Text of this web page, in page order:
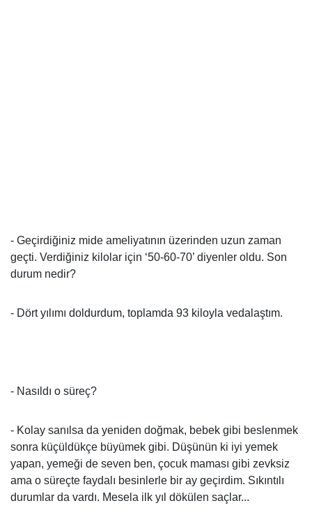
- Geçirdiğiniz mide ameliyatının üzerinden uzun zaman
geçti. Verdiğiniz kilolar için ‘50-60-70’ diyenler oldu. Son
durum nedir?
- Dört yılımı doldurdum, toplamda 93 kiloyla vedalaştım.
- Nasıldı o süreç?
- Kolay sanılsa da yeniden doğmak, bebek gibi beslenmek
sonra küçüldükçe büyümek gibi. Düşünün ki iyi yemek
yapan, yemeği de seven ben, çocuk maması gibi zevksiz
ama o süreçte faydalı besinlerle bir ay geçirdim. Sıkıntılı
durumlar da vardı. Mesela ilk yıl dökülen saçlar...